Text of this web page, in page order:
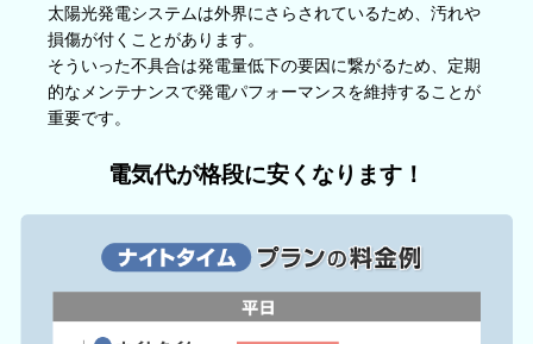
太陽光発電システムは外界にさらされているため、汚れや
損傷が付くことがあります。
そういった不具合は発電量低下の要因に繋がるため、定期
的なメンテナンスで発電パフォーマンスを維持することが
重要です。
電気代が格段に安くなります！